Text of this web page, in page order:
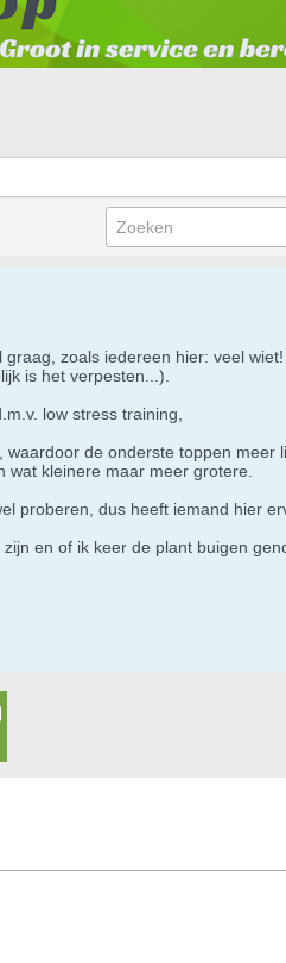
zoals iedereen hier: veel
is het verpesten...).
low stress training,
de onderste toppen
wat kleinere maar meer grotere.
proberen, dus heeft iemand hier
en of ik keer de plant buigen